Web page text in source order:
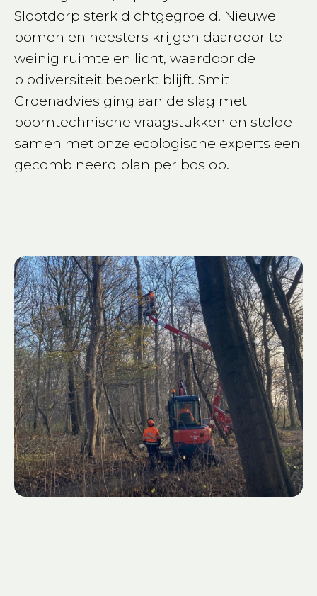
Slootdorp sterk dichtgegroeid. Nieuwe
bomen en heesters krijgen daardoor te
weinig ruimte en licht, waardoor de
biodiversiteit beperkt blijft. Smit
Groenadvies ging aan de slag met
boomtechnische vraagstukken en stelde
samen met onze ecologische experts een
gecombineerd plan per bos op.